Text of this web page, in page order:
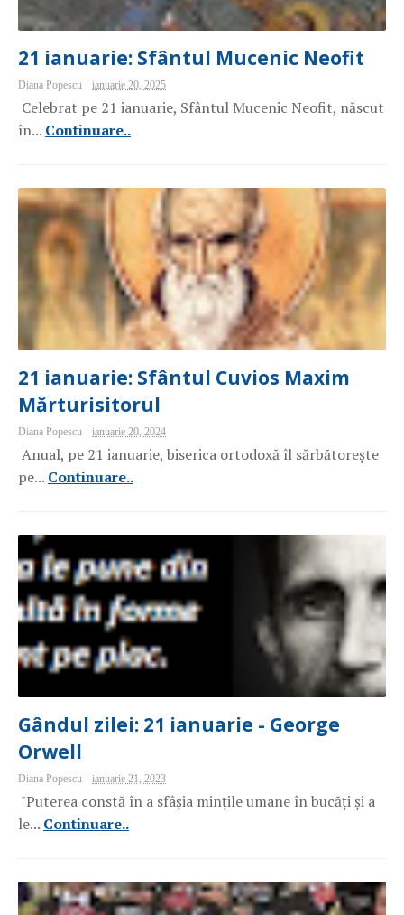
21 ianuarie: Sfântul Mucenic Neofit
Diana Popescu ianuarie 20, 2025
Celebrat pe 21 ianuarie, Sfântul Mucenic Neofit, născut
în... Continuare..
21 ianuarie: Sfântul Cuvios Maxim
Mărturisitorul
Diana Popescu ianuarie 20, 2024
Anual, pe 21 ianuarie, biserica ortodoxă îl sărbătorește
pe... Continuare..
Gândul zilei: 21 ianuarie - George
Orwell
Diana Popescu ianuarie 21, 2023
"Puterea constă în a sfâșia mințile umane în bucăți și a
le... Continuare..